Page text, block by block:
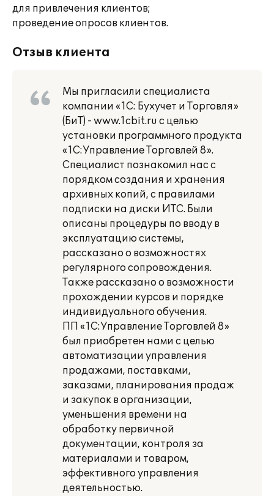
для привлечения клиентов;
проведение опросов клиентов.
Отзыв клиента
Мы пригласили специалиста
компании «1С: Бухучет и Торговля»
(БиТ) - www.1cbit.ru с целью
установки программного продукта
«1С:Управление Торговлей 8».
Специалист познакомил нас с
порядком создания и хранения
архивных копий, с правилами
подписки на диски ИТС. Были
описаны процедуры по вводу в
эксплуатацию системы,
рассказано о возможностях
регулярного сопровождения.
Также рассказано о возможности
прохождении курсов и порядке
индивидуального обучения.
ПП «1С:Управление Торговлей 8»
был приобретен нами с целью
автоматизации управления
продажами, поставками,
заказами, планирования продаж
и закупок в организации,
уменьшения времени на
обработку первичной
документации, контроля за
материалами и товаром,
эффективного управления
деятельностью.